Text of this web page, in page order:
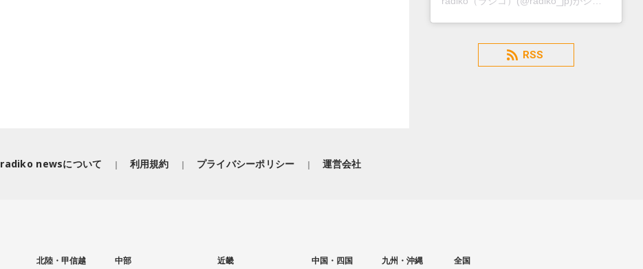
RSS
radiko newsについて 利用規約 プライバシーポリシー 運営会社
北陸・甲信越 中部 近畿 中国・四国 九州・沖縄 全国